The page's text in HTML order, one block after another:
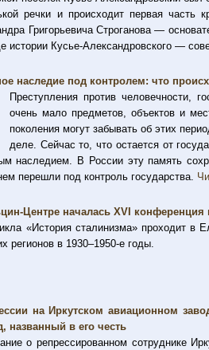
речки и происходит первая часть
Григорьевича Строганова —
истории Кусье-Александровского —
наследие под контролем: что
Преступления против человечности,
очень мало предметов, объектов и
поколения могут забывать об этих
деле. Сейчас то, что остается от
наследием. В России эту память
перешли под контроль государства.
Центре началась XVI конференция
«История сталинизма» проходит
регионов в 1930–1950-е годы.
на Иркутском авиационном
названный в его честь
о репрессированном сотруднике